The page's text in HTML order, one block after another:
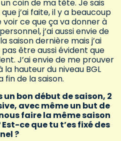
coin de ma tête. Je sais
j’ai faite, il y a beaucoup
ce que ça va donner à
j’ai aussi envie de
saison dernière mais j’ai
être aussi évident que
J’ai envie de me prouver
hauteur du niveau BGL
fin de la saison.
bon début de saison, 2
avec même un but de
faire la même saison
Est-ce que tu t’es fixé des
?